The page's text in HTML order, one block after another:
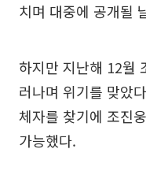
치며 대중에 공개될
하지만 지난해 12월
러나며 위기를 맞았
체자를 찾기에 조진
가능했다.